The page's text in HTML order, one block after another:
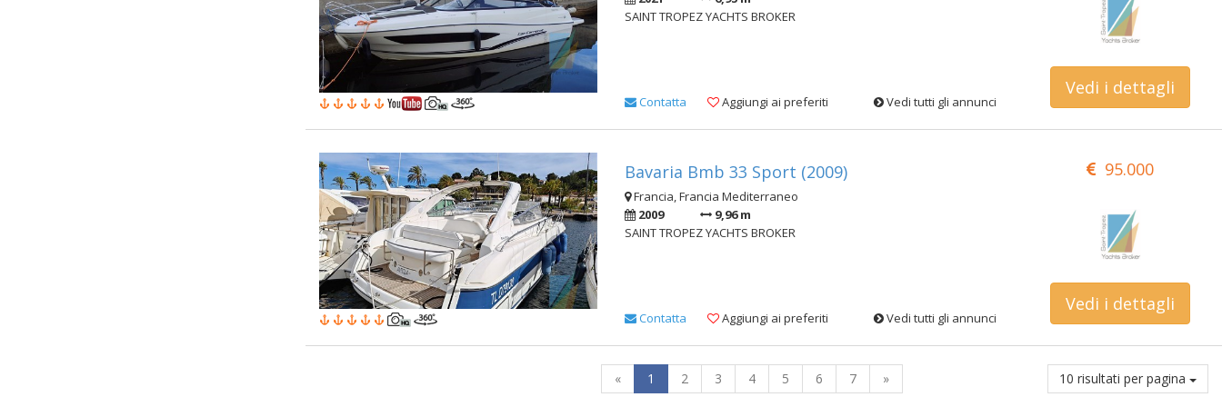
SAINT TROPEZ YACHTS BROKER
Contatta Aggiungi ai preferiti Vedi tutti gli annunci
Vedi i dettagli
Bavaria Bmb 33 Sport (2009) 95.000
Francia, Francia Mediterraneo
2009
9,96 m
SAINT TROPEZ YACHTS BROKER
Contatta Aggiungi ai preferiti Vedi tutti gli annunci
Vedi i dettagli
« 1 2 3 4 5 6 7 » 10 risultati per pagina